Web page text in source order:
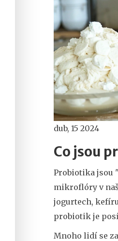
dub, 15 2024
Co jsou
Probiotika jsou
mikroflóry v
jogurtech,
probiotik je
Mnoho lidí se